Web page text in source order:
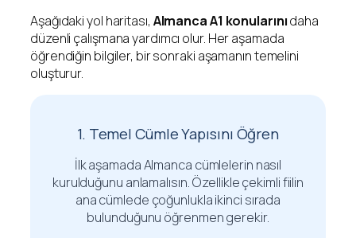
Aşağıdaki yol haritası, Almanca A1 konularınıdaha
düzenli çalışmana yardımcı olur. Her aşamada
öğrendiğin bilgiler, bir sonraki aşamanın temelini
oluşturur.
1. Temel Cümle Yapısını Öğren
İlk aşamada Almanca cümlelerin nasıl
kurulduğunu anlamalısın. Özellikle çekimli fiilin
ana cümlede çoğunlukla ikinci sırada
bulunduğunu öğrenmen gerekir.